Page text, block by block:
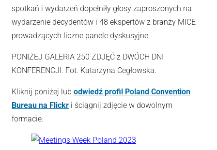
spotkań i wydarzeń dopełniły głosy zaproszonych na
wydarzenie decydentów i 48 ekspertów z branży MICE
prowadzących liczne panele dyskusyjne.
PONIŻEJ GALERIA 250 ZDJĘĆ z DWÓCH DNI
KONFERENCJI. Fot. Katarzyna Cegłowska.
Kliknij poniżej lub odwiedź profil Poland Convention
Bureau na Flickr i ściągnij zdjęcie w dowolnym
formacie.